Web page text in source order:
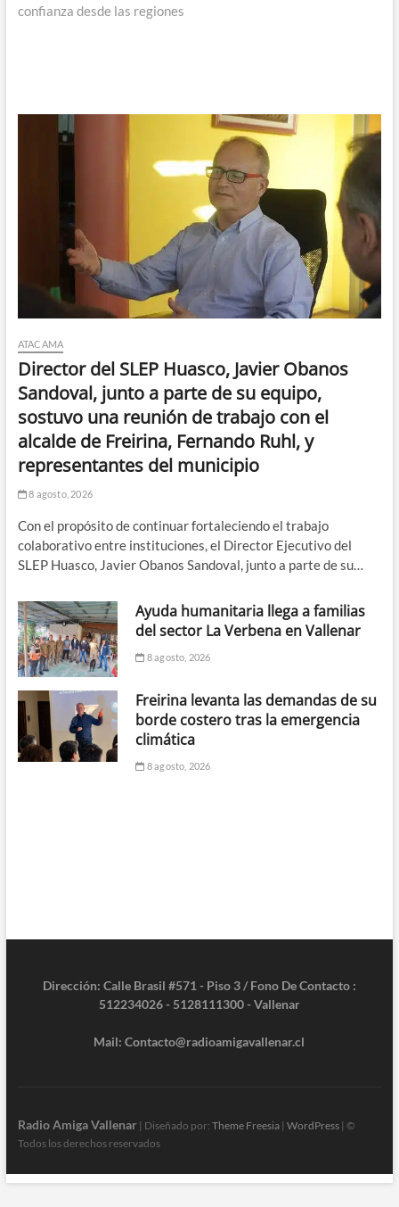
confianza desde las regiones
ATACAMA
Director del SLEP Huasco, Javier Obanos
Sandoval, junto a parte de su equipo,
sostuvo una reunión de trabajo con el
alcalde de Freirina, Fernando Ruhl, y
representantes del municipio
8 agosto, 2026
Con el propósito de continuar fortaleciendo el trabajo
colaborativo entre instituciones, el Director Ejecutivo del
SLEP Huasco, Javier Obanos Sandoval, junto a parte de su…
Ayuda humanitaria llega a familias
del sector La Verbena en Vallenar
8 agosto, 2026
Freirina levanta las demandas de su
borde costero tras la emergencia
climática
8 agosto, 2026
Dirección: Calle Brasil #571 - Piso 3 / Fono De Contacto :
512234026 - 5128111300 - Vallenar
Mail: Contacto@radioamigavallenar.cl
Radio Amiga Vallenar| Diseñado por: Theme Freesia| WordPress| ©
Todos los derechos reservados